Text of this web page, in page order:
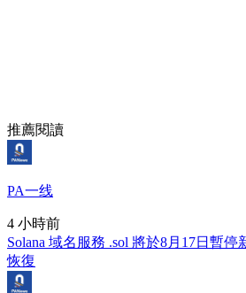
推薦閱讀
PA一线
4 小時前
Solana 域名服務 .sol 將於8月17日暫
恢復